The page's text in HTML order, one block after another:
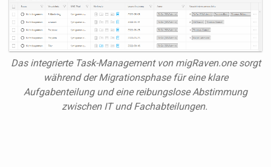
Das integrierte Task-Management von migRaven.one sorgt
während der Migrationsphase für eine klare
Aufgabenteilung und eine reibungslose Abstimmung
zwischen IT und Fachabteilungen.